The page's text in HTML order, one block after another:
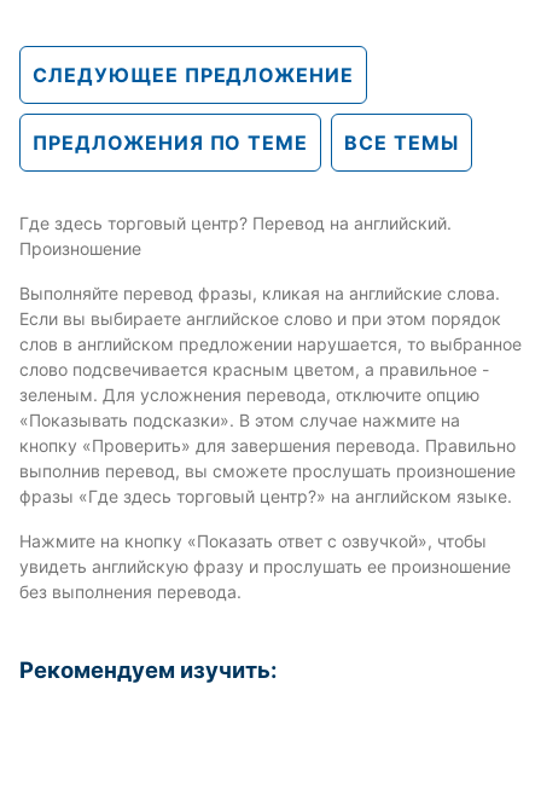
СЛЕДУЮЩЕЕ ПРЕДЛОЖЕНИЕ
ПРЕДЛОЖЕНИЯ ПО ТЕМЕ ВСЕ ТЕМЫ
Где здесь торговый центр? Перевод на английский.
Произношение
Выполняйте перевод фразы, кликая на английские слова.
Если вы выбираете английское слово и при этом порядок
слов в английском предложении нарушается, то выбранное
слово подсвечивается красным цветом, а правильное -
зеленым. Для усложнения перевода, отключите опцию
«Показывать подсказки». В этом случае нажмите на
кнопку «Проверить» для завершения перевода. Правильно
выполнив перевод, вы сможете прослушать произношение
фразы «Где здесь торговый центр?» на английском языке.
Нажмите на кнопку «Показать ответ с озвучкой», чтобы
увидеть английскую фразу и прослушать ее произношение
без выполнения перевода.
Рекомендуем изучить: